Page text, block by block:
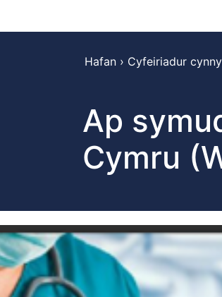
Hafan › Cyfeiriadur
Ap
Cymru